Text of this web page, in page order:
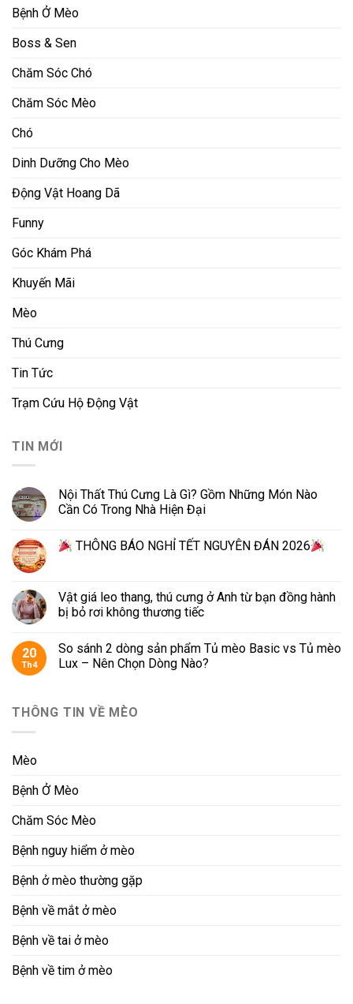
Bệnh Ở Mèo
Boss & Sen
Chăm Sóc Chó
Chăm Sóc Mèo
Chó
Dinh Dưỡng Cho Mèo
Động Vật Hoang Dã
Funny
Góc Khám Phá
Khuyến Mãi
Mèo
Thú Cưng
Tin Tức
Trạm Cứu Hộ Động Vật
TIN MỚI
Nội Thất Thú Cưng Là Gì? Gồm Những Món Nào
Cần Có Trong Nhà Hiện Đại
THÔNG BÁO NGHỈ TẾT NGUYÊN ĐÁN 2026
Vật giá leo thang, thú cưng ở Anh từ bạn đồng hành
bị bỏ rơi không thương tiếc
20
Th4
So sánh 2 dòng sản phẩm Tủ mèo Basic vs Tủ mèo
Lux – Nên Chọn Dòng Nào?
THÔNG TIN VỀ MÈO
Mèo
Bệnh Ở Mèo
Chăm Sóc Mèo
Bệnh nguy hiểm ở mèo
Bệnh ở mèo thường gặp
Bệnh về mắt ở mèo
Bệnh về tai ở mèo
Bệnh về tim ở mèo